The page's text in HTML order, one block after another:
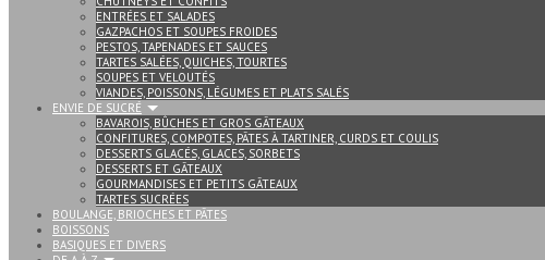
ENTRÉES ET SALADES
GAZPACHOS ET SOUPES FROIDES
PESTOS, TAPENADES ET SAUCES
TARTES SALÉES, QUICHES, TOURTES
SOUPES ET VELOUTÉS
VIANDES, POISSONS, LÉGUMES ET PLATS SALÉS
ENVIE DE SUCRÉ
BAVAROIS, BÛCHES ET GROS GÂTEAUX
CONFITURES, COMPOTES, PÂTES À TARTINER, CURDS ET COULIS
DESSERTS GLACÉS, GLACES, SORBETS
DESSERTS ET GÂTEAUX
GOURMANDISES ET PETITS GÂTEAUX
TARTES SUCRÉES
BOULANGE, BRIOCHES ET PÂTES
BOISSONS
BASIQUES ET DIVERS